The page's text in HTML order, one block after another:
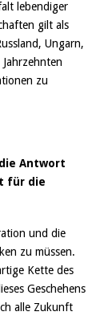
lebendiger
gilt als
Ungarn,
zu
Antwort
für die
und die
zu müssen.
Kette des
Geschehens
alle Zukunft